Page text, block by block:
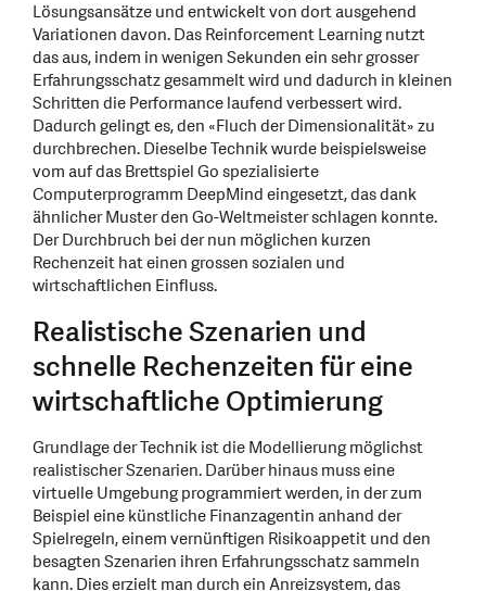
Lösungsansätze und entwickelt von dort ausgehend
Variationen davon. Das Reinforcement Learning nutzt
das aus, indem in wenigen Sekunden ein sehr grosser
Erfahrungsschatz gesammelt wird und dadurch in kleinen
Schritten die Performance laufend verbessert wird.
Dadurch gelingt es, den «Fluch der Dimensionalität» zu
durchbrechen. Dieselbe Technik wurde beispielsweise
vom auf das Brettspiel Go spezialisierte
Computerprogramm DeepMind eingesetzt, das dank
ähnlicher Muster den Go-Weltmeister schlagen konnte.
Der Durchbruch bei der nun möglichen kurzen
Rechenzeit hat einen grossen sozialen und
wirtschaftlichen Einfluss.
Realistische Szenarien und
schnelle Rechenzeiten für eine
wirtschaftliche Optimierung
Grundlage der Technik ist die Modellierung möglichst
realistischer Szenarien. Darüber hinaus muss eine
virtuelle Umgebung programmiert werden, in der zum
Beispiel eine künstliche Finanzagentin anhand der
Spielregeln, einem vernünftigen Risikoappetit und den
besagten Szenarien ihren Erfahrungsschatz sammeln
kann. Dies erzielt man durch ein Anreizsystem, das